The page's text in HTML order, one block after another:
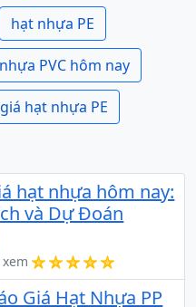
hạt nhựa PE
PVC hôm nay
giá hạt nhựa PE
hạt nhựa hôm nay:
và Dự Đoán
Giá Hạt Nhựa PP